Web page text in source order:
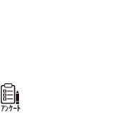
ｱﾝｹｰﾄ